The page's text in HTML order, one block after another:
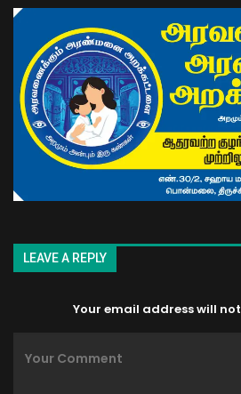
LEAVE A REPLY
Your email address will